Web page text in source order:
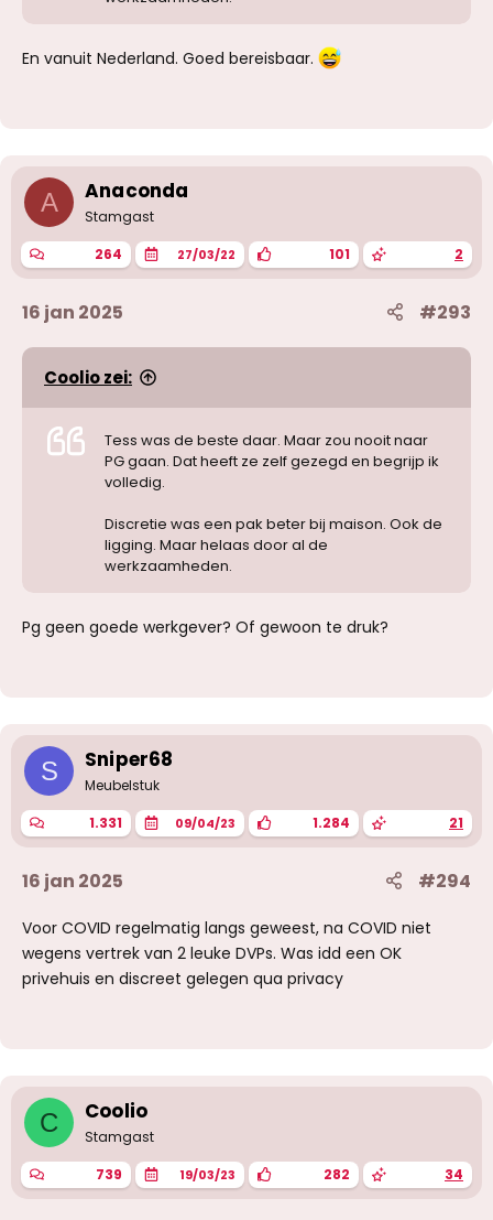
En vanuit Nederland. Goed bereisbaar.
A Anaconda
Stamgast
264 27/03/22 101 2
16 jan 2025 #293
Coolio zei:
Tess was de beste daar. Maar zou nooit naar
PG gaan. Dat heeft ze zelf gezegd en begrijp ik
volledig.
Discretie was een pak beter bij maison. Ook de
ligging. Maar helaas door al de
werkzaamheden.
Pg geen goede werkgever? Of gewoon te druk?
S Sniper68
Meubelstuk
1.331 09/04/23 1.284 21
16 jan 2025 #294
Voor COVID regelmatig langs geweest, na COVID niet
wegens vertrek van 2 leuke DVPs. Was idd een OK
privehuis en discreet gelegen qua privacy
C Coolio
Stamgast
739 19/03/23 282 34